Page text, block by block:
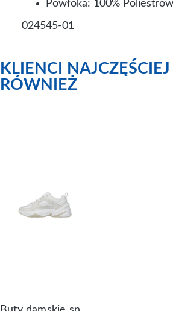
Powłoka: 100%
024545-01
KLIENCI
RÓWNIEŻ